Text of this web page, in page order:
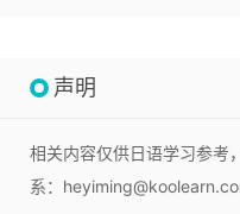
声明
相关内容仅供日语学习参考
系：